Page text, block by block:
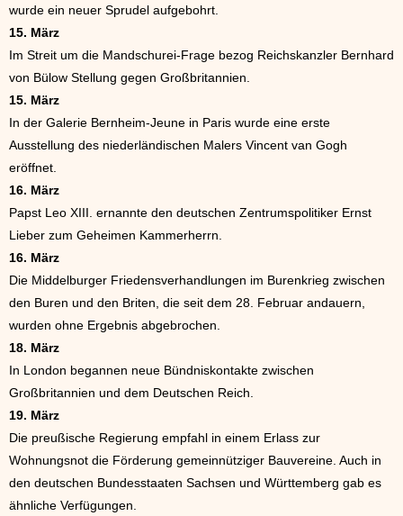
wurde ein neuer Sprudel aufgebohrt.
15. März
Im Streit um die Mandschurei-Frage bezog Reichskanzler Bernhard
von Bülow Stellung gegen Großbritannien.
15. März
In der Galerie Bernheim-Jeune in Paris wurde eine erste
Ausstellung des niederländischen Malers Vincent van Gogh
eröffnet.
16. März
Papst Leo XIII. ernannte den deutschen Zentrumspolitiker Ernst
Lieber zum Geheimen Kammerherrn.
16. März
Die Middelburger Friedensverhandlungen im Burenkrieg zwischen
den Buren und den Briten, die seit dem 28. Februar andauern,
wurden ohne Ergebnis abgebrochen.
18. März
In London begannen neue Bündniskontakte zwischen
Großbritannien und dem Deutschen Reich.
19. März
Die preußische Regierung empfahl in einem Erlass zur
Wohnungsnot die Förderung gemeinnütziger Bauvereine. Auch in
den deutschen Bundesstaaten Sachsen und Württemberg gab es
ähnliche Verfügungen.